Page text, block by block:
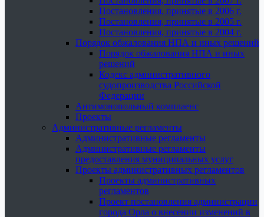
Постановления, принятые в 2006 г.
Постановления, принятые в 2005 г.
Постановления, принятые в 2004 г.
Порядок обжалования НПА и иных решений
Порядок обжалования НПА и иных
решений
Кодекс административного
судопроизводства Российской
Федерации
Антимонопольный комплаенс
Проекты
Административные регламенты
Административные регламенты
Административные регламенты
предоставления муниципальных услуг
Проекты административных регламентов
Проекты административных
регламентов
Проект постановления администрации
города Орла о внесении изменений в